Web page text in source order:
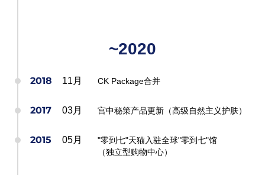
~2020
2018 11月 CK Package合并
2017 03月 宫中秘策产品更新（高级自然主义护肤）
2015 05月
"零到七"天猫入驻全球"零到七"馆
（独立型购物中心）